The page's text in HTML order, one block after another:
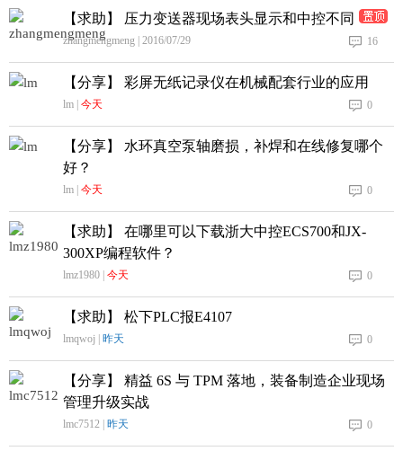
【求助】 压力变送器现场表头显示和中控不同
zhangmengmeng | 2016/07/29 16
【分享】 彩屏无纸记录仪在机械配套行业的应用
lm | 今天 0
【分享】 水环真空泵轴磨损，补焊和在线修复哪个
好？
lm | 今天 0
【求助】 在哪里可以下载浙大中控ECS700和JX-
300XP编程软件？
lmz1980 | 今天 0
【求助】 松下PLC报E4107
lmqwoj | 昨天 0
【分享】 精益 6S 与 TPM 落地，装备制造企业现场
管理升级实战
lmc7512 | 昨天 0